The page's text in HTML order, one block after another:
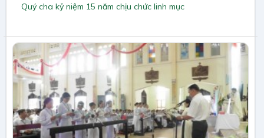
Quý cha kỷ niệm 15 năm chịu chức linh mục